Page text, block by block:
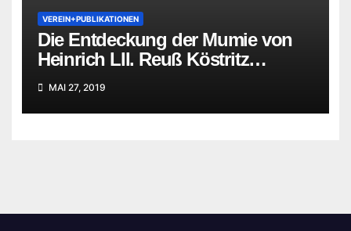
VEREIN+PUBLIKATIONEN
Die Entdeckung der Mumie von
Heinrich LII. Reuß Köstritz
jüngerer Linie
MAI 27, 2019